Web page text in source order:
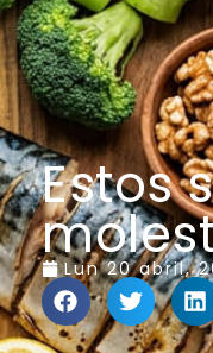
Estos
Lun 20 abril,